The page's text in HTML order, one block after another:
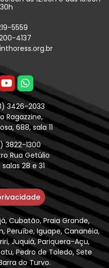
5559
4137
3426-2033
Ragazzine,
688, sala 11
3822-1300
Rua Getúlio
28 e 31
Cubatão, Praia Grande,
Peruíbe, Iguape, Cananéia,
Juquiá, Pariquera-Açu,
Pedro de Toledo, Sete
do Turvo.